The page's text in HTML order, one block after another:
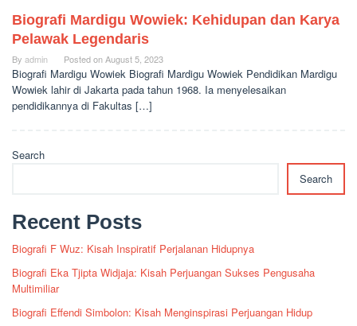
Biografi Mardigu Wowiek: Kehidupan dan Karya
Pelawak Legendaris
By admin Posted onAugust 5, 2023
Biografi Mardigu Wowiek Biografi Mardigu Wowiek Pendidikan Mardigu
Wowiek lahir di Jakarta pada tahun 1968. Ia menyelesaikan
pendidikannya di Fakultas […]
Search
Search
Recent Posts
Biografi F Wuz: Kisah Inspiratif Perjalanan Hidupnya
Biografi Eka Tjipta Widjaja: Kisah Perjuangan Sukses Pengusaha
Multimiliar
Biografi Effendi Simbolon: Kisah Menginspirasi Perjuangan Hidup